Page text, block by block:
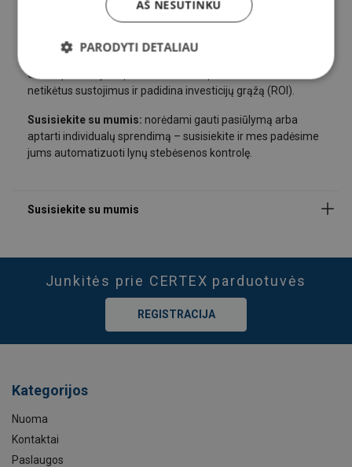
Pilnai įrengtą sistemą, kuri dinamiškai stebi jūsų lyno būklę,
generuoja grafikus, ataskaitas ir pateikia rekomendacijas
dėl eksploatacijos optimizavimo. Tai padeda sumažinti
netikėtus sustojimus ir padidina investicijų grąžą (ROI).
Susisiekite su mumis: norėdami gauti pasiūlymą arba
aptarti individualų sprendimą – susisiekite ir mes padėsime
jums automatizuoti lynų stebėsenos kontrolę.
El. paštas
Pateikti užklausą
Junkitės prie CERTEX parduotuvės
REGISTRACIJA
Kategorijos
Nuoma
Kontaktai
Paslaugos
AŠ NESUTINKU
PARODYTI DETALIAU